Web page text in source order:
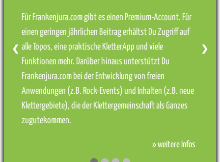
Für Frankenjura.com gibt es einen Premium-Account. Für
einen geringen jährlichen Beitrag erhältst Du Zugriff auf
alle Topos, eine praktische KletterApp und viele
Funktionen mehr. Darüber hinaus unterstützt Du
Frankenjura.com bei der Entwicklung von freien
Anwendungen (z.B. Rock-Events) und Inhalten (z.B. neue
Klettergebiete), die der Klettergemeinschaft als Ganzes
zugutekommen.
» weitere Infos
❮ ❯